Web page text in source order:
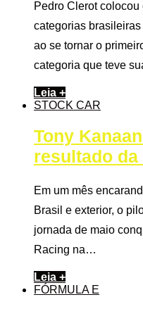
Pedro Clerot
categorias
ao se tornar o
categoria que teve
Leia +
STOCK CAR
Tony
resultado
Em um mês
Brasil e exterior, o
jornada de maio
Racing na…
Leia +
FÓRMULA E